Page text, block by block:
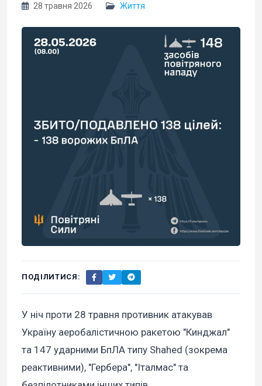
28 травня 2026 Життя
ПОДІЛИТИСЯ:
У ніч проти 28 травня противник атакував
Україну аеробалістичною ракетою "Кинджал"
та 147 ударними БпЛА типу Shahed (зокрема
реактивними), "Гербера", "Італмас" та